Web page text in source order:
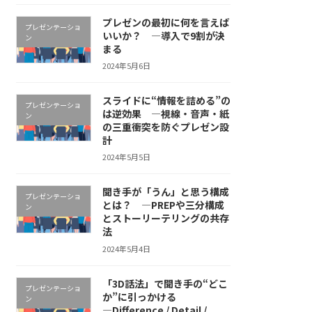
プレゼンテーショ
ン
プレゼンの最初に何を言えば
いいか？ ―導入で9割が決
まる
2024年5月6日
プレゼンテーショ
ン
スライドに“情報を詰める”の
は逆効果 ―視線・音声・紙
の三重衝突を防ぐプレゼン設
計
2024年5月5日
プレゼンテーショ
ン
聞き手が「うん」と思う構成
とは？ ―PREPや三分構成
とストーリーテリングの共存
法
2024年5月4日
プレゼンテーショ
ン
「3D話法」で聞き手の“どこ
か”に引っかける